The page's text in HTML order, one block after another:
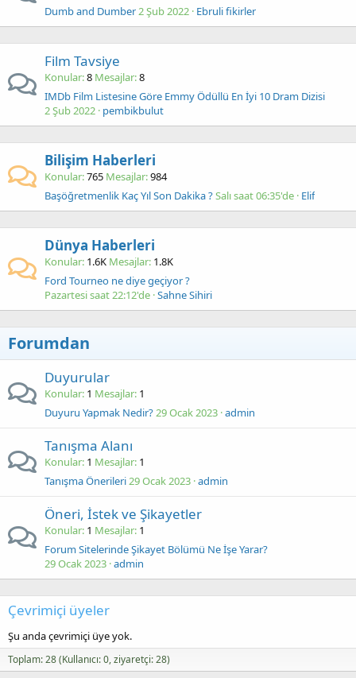
Dumb and Dumber2 Şub 2022 Ebruli fikirler
Film Tavsiye
Konular 8 Mesajlar 8
IMDb Film Listesine Göre Emmy Ödüllü En İyi 10 Dram Dizisi
2 Şub 2022 pembikbulut
Bilişim Haberleri
Konular 765 Mesajlar 984
Başöğretmenlik Kaç Yıl Son Dakika ?Salı saat 06:35'de Elif
Dünya Haberleri
Konular 1.6K Mesajlar 1.8K
Ford Tourneo ne diye geçiyor ?
Pazartesi saat 22:12'de Sahne Sihiri
Forumdan
Duyurular
Konular 1 Mesajlar 1
Duyuru Yapmak Nedir?29 Ocak 2023 admin
Tanışma Alanı
Konular 1 Mesajlar 1
Tanışma Önerileri29 Ocak 2023 admin
Öneri, İstek ve Şikayetler
Konular 1 Mesajlar 1
Forum Sitelerinde Şikayet Bölümü Ne İşe Yarar?
29 Ocak 2023 admin
Çevrimiçi üyeler
Şu anda çevrimiçi üye yok.
Toplam: 28 (Kullanıcı: 0, ziyaretçi: 28)